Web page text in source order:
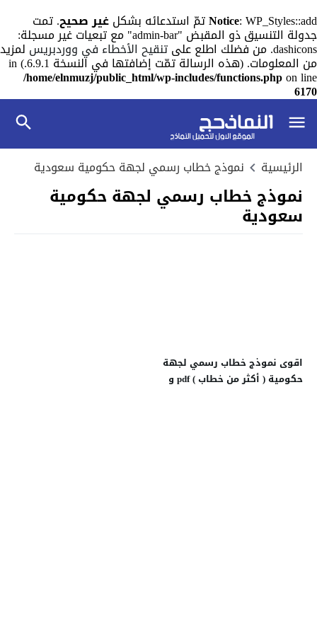
Notice: WP_Styles::add تمّ استدعائه بشكل غير صحيح. تمت
جدولة التنسيق ذو المقبض "admin-bar" مع تبعيات غير مسجلة:
dashicons. من فضلك اطلع على تنقيح الأخطاء في ووردبريس لمزيد
من المعلومات. (هذه الرسالة تمّت إضافتها في النسخة 6.9.1.) in
/home/elnmuzj/public_html/wp-includes/functions.phpon line
6170
الرئيسية نموذج خطاب رسمي لجهة حكومية سعودية
نموذج خطاب رسمي لجهة حكومية
سعودية
اقوى نموذج خطاب رسمي لجهة
حكومية ( أكثر من خطاب ) pdf و